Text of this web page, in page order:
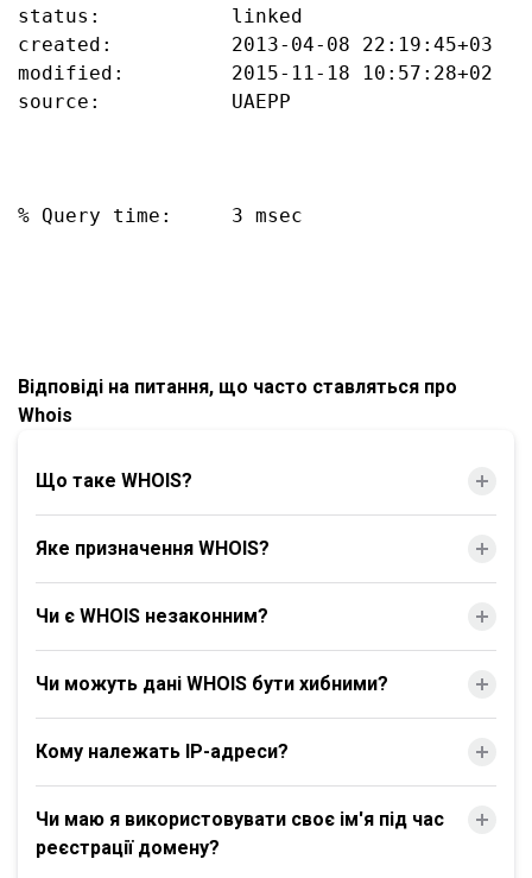
status:           linked
created:          2013-04-08 22:19:45+03
modified:         2015-11-18 10:57:28+02
source:           UAEPP
% Query time:     3 msec
Відповіді на питання, що часто ставляться про
Whois
Що таке WHOIS?
Яке призначення WHOIS?
Чи є WHOIS незаконним?
Чи можуть дані WHOIS бути хибними?
Кому належать IP-адреси?
Чи маю я використовувати своє ім'я під час
реєстрації домену?